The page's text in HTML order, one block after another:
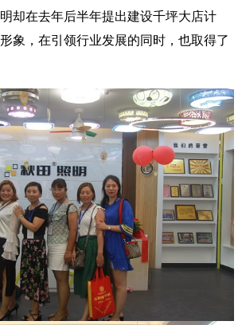
却在去年后半年提出建设千坪大店计
象，在引领行业发展的同时，也取得了